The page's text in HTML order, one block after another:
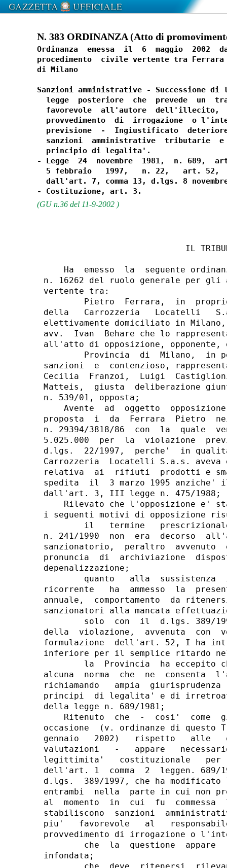
N. 383 ORDINANZA (Atto di
Ordinanza  emessa  il  6  maggio  2002
procedimento  civile vertente tra
di Milano
Sanzioni amministrative - Successione
legge  posteriore  che  prevede  un
favorevole  all'autore  dell'illecito,
provvedimento  di  irrogazione  o
previsione  -  Ingiustificato
sanzioni  amministrative  tributarie
  principio di legalita'.
- Legge  24  novembre  1981,  n. 689,
5 febbraio   1997,   n. 22,   art. 52,
dall'art. 7, comma 13, d.lgs. 8
(GU n.36 del 11-9-2002 )
IL
Ha  emesso  la  seguente
n. 16262 del ruolo generale per
vertente tra:
Pietro  Ferrara,  in
della   Carrozzeria   Locatelli
elettivamente domiciliato in
avv.  Ivan  Behare che lo
all'atto di opposizione, opponente,
Provincia  di  Milano,  in
sanzioni  e  contenzioso,
Cecilia  Franzoi,  Luigi
Matteis,  giusta  deliberazione
n. 539/01, opposta;
Avente  ad  oggetto
proposta  i  da  Ferrara  Pietro
n. 29394/3818/86  con  la  quale
5.025.000  per  la  violazione
d.lgs.  22/1997,  perche'  in
Carrozzeria  Locatelli S.a.s.
relativa  ai  rifiuti  prodotti e
spedita  il  3 marzo 1995 anziche'
dall'art. 3, III legge n. 475/1988;
Rilevato che l'opposizione e'
i seguenti motivi di opposizione
il   termine
n. 241/1990  non  era  decorso
sanzionatorio,  peraltro  avvenuto
pronuncia  di  archiviazione
depenalizzazione;
quanto   alla  sussistenza
ricorrente   ha  ammesso  la
annuale,  comportamento  da
sanzionatori alla mancata
solo  con  il  d.lgs. 389/
della  violazione,  avvenuta  con
formulazione  dell'art. 52, I ha
inferiore per il semplice ritardo
la  Provincia  ha eccepito
alcuna  norma  che  ne  consenta
richiamando   ampia
principi  di legalita' e di
della legge n. 689/1981;
Ritenuto  che  -  cosi'  come
occasione  (v. ordinanze di questo
gennaio   2002)   rispetto   alle
valutazioni   -   appare
legittimita'   costituzionale   per
dell'art. 1  comma  2  leggen. 689/
d.lgs.  389/1997, che ha
entrambi  nella  parte in cui non
al  momento  in  cui  fu
stabiliscono  sanzioni
piu'   favorevole   al
provvedimento di irrogazione o
che  la  questione  appare
infondata;